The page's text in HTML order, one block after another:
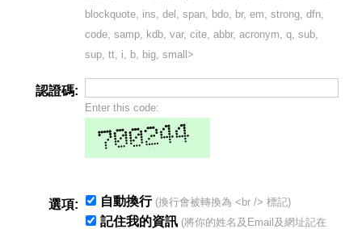
blockquote, ins, del, span, bdo, br, em, strong, dfn,
code, samp, kdb, var, cite, abbr, acronym, q, sub,
sup, tt, i, b, big, small>
認證碼:
Enter this code:
選項: 自動換行 (換行會被轉換為 <br /> 標記)
記住我的資訊 (將你的姓名及Email及網址記在